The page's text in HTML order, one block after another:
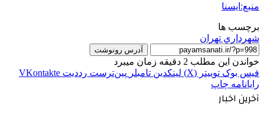
منبع:ایسنا
برچسب ها
شهرداري تهران
آدرس رونوشت
خواندن این مطلب 2 دقیقه زمان میبرد
فیس بوک توییتر (X) لینکدین ‫تامبلر ‫پین‌ترست ‫رددیت ‫VKontakte
رایانامه چاپ
آخرین اخبار